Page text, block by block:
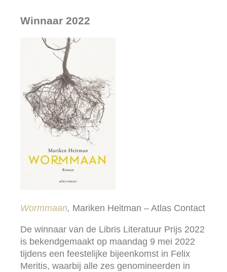
Winnaar 2022
Wormmaan, Mariken Heitman – Atlas Contact
De winnaar van de Libris Literatuur Prijs 2022
is bekendgemaakt op maandag 9 mei 2022
tijdens een feestelijke bijeenkomst in Felix
Meritis, waarbij alle zes genomineerden in